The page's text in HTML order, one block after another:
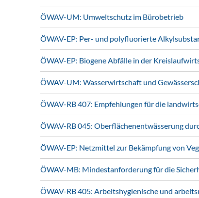
ÖWAV-UM: Umweltschutz im Bürobetrieb
ÖWAV-EP: Per- und polyfluorierte
ÖWAV-EP: Biogene Abfälle in der
ÖWAV-UM: Wasserwirtschaft und
ÖWAV-RB 407: Empfehlungen für die
ÖWAV-RB 045: Oberflächenentwässerung
ÖWAV-EP: Netzmittel zur Bekämpfung von
ÖWAV-MB: Mindestanforderung für die
ÖWAV-RB 405: Arbeitshygienische und